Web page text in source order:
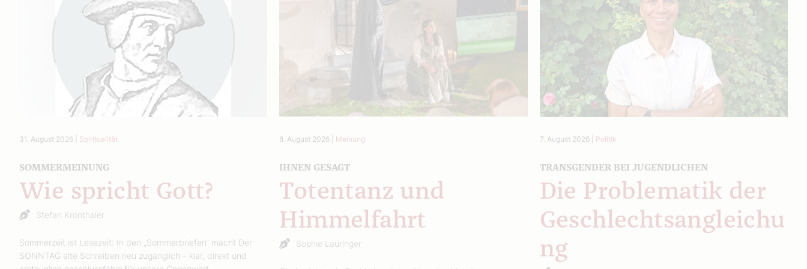
31. August 2026 Spiritualität
SOMMERMEINUNG
Wie spricht Gott?
Stefan Kronthaler
Sommerzeit ist Lesezeit: In den „Sommerbriefen“ macht Der
SONNTAG alte Schreiben neu zugänglich – klar, direkt und
8. August 2026 Meinung
IHNEN GESAGT
Totentanz und
Himmelfahrt
Sophie Lauringer
7. August 2026 Politik
TRANSGENDER BEI JUGENDLICHEN
Die Problematik der
Geschlechtsangleichu
ng